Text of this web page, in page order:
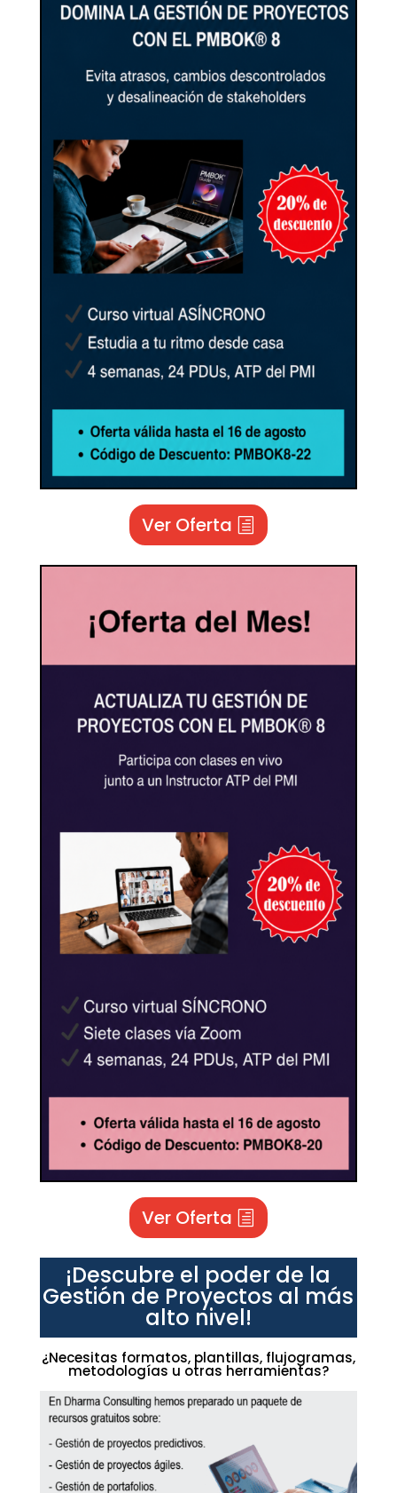
Ver Oferta
Ver Oferta
¡Descubre el poder de la
Gestión de Proyectos al más
alto nivel!
¿Necesitas formatos, plantillas, flujogramas,
metodologías u otras herramientas?